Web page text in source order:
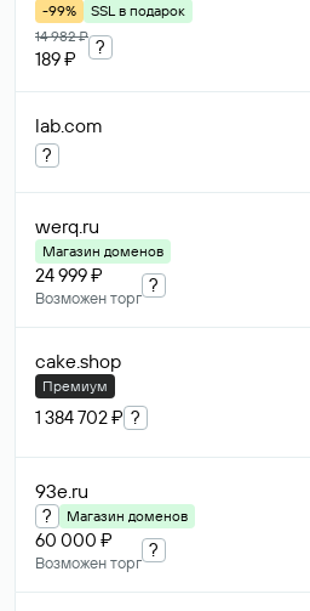
-99%
SSL в подарок
14 982 ₽
189 ₽
?
lab.com
?
werq.ru
Магазин доменов
24 999 ₽
Возможен торг
?
cake.shop
Премиум
1 384 702 ₽ ?
93e.ru
? Магазин доменов
60 000 ₽
Возможен торг
?